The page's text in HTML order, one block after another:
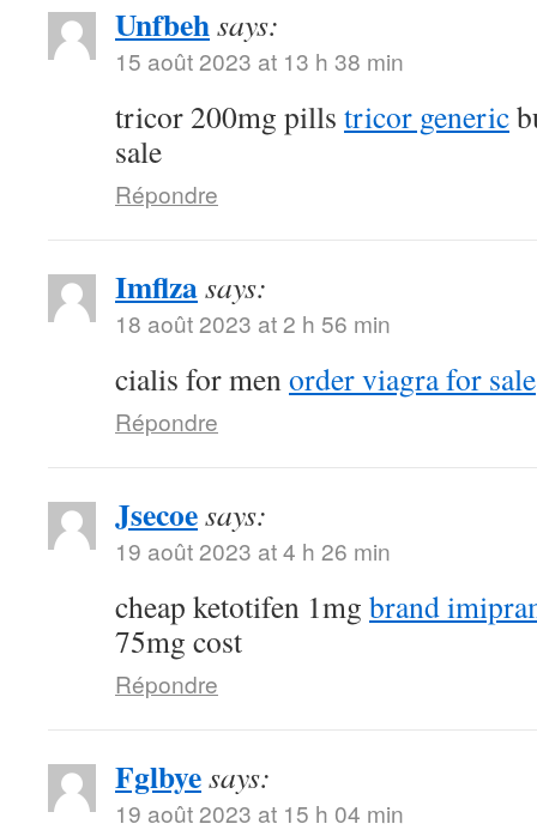
Unfbehsays:
15 août 2023 at 13 h 38 min
tricor 200mg pills tricor generic
sale
Répondre
Imflzasays:
18 août 2023 at 2 h 56 min
cialis for menorder viagra for sale
Répondre
Jsecoesays:
19 août 2023 at 4 h 26 min
cheap ketotifen 1mg brand
75mg cost
Répondre
Fglbyesays:
19 août 2023 at 15 h 04 min